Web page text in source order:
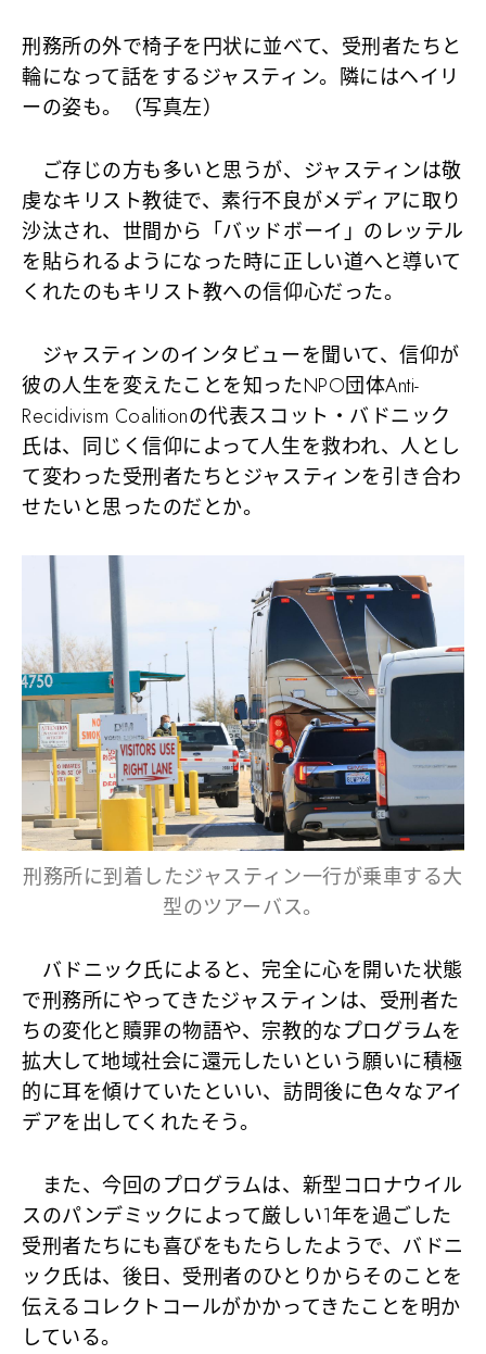
刑務所の外で椅子を円状に並べて、受刑者たちと
輪になって話をするジャスティン。隣にはヘイリ
ーの姿も。（写真左）
ご存じの方も多いと思うが、ジャスティンは敬
虔なキリスト教徒で、素行不良がメディアに取り
沙汰され、世間から「バッドボーイ」のレッテル
を貼られるようになった時に正しい道へと導いて
くれたのもキリスト教への信仰心だった。
ジャスティンのインタビューを聞いて、信仰が
彼の人生を変えたことを知ったNPO団体Anti-
Recidivism Coalitionの代表スコット・バドニック
氏は、同じく信仰によって人生を救われ、人とし
て変わった受刑者たちとジャスティンを引き合わ
せたいと思ったのだとか。
刑務所に到着したジャスティン一行が乗車する大
型のツアーバス。
バドニック氏によると、完全に心を開いた状態
で刑務所にやってきたジャスティンは、受刑者た
ちの変化と贖罪の物語や、宗教的なプログラムを
拡大して地域社会に還元したいという願いに積極
的に耳を傾けていたといい、訪問後に色々なアイ
デアを出してくれたそう。
また、今回のプログラムは、新型コロナウイル
スのパンデミックによって厳しい1年を過ごした
受刑者たちにも喜びをもたらしたようで、バドニ
ック氏は、後日、受刑者のひとりからそのことを
伝えるコレクトコールがかかってきたことを明か
している。